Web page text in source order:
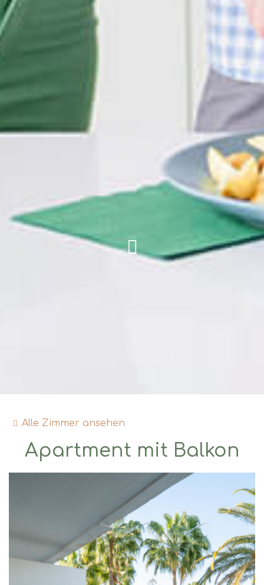
Alle Zimmer ansehen
Apartment mit Balkon